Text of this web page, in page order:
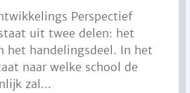
Perspectief
uit twee delen: het
het handelingsdeel. In het
naar welke school de
zal...